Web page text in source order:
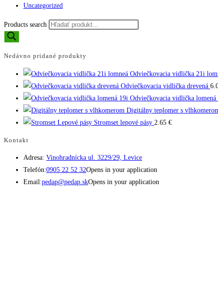
Uncategorized
Products search
Nedávno pridané produkty
Odviečkovacia vidlička 21i
Odviečkovacia vidlička drevená
Odviečkovacia vidlička lomená
Digitálny teplomer s
Stromset lepové pásy 2.65 €
Kontakt
Adresa: Vinohradnícka ul. 3229/29, Levice
Telefón:0905 22 52 32Opens in your application
Email:pedap@pedap.skOpens in your application